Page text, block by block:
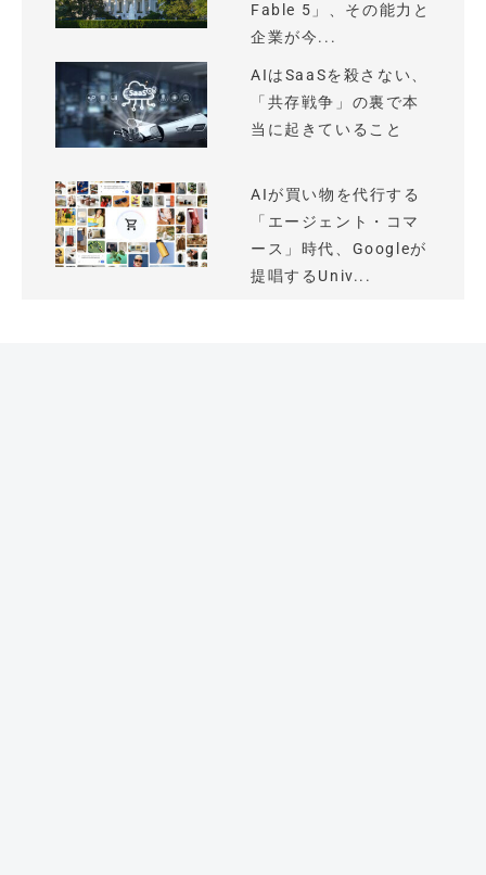
Fable 5」、その能力と
企業が今...
AIはSaaSを殺さない、
「共存戦争」の裏で本
当に起きていること
AIが買い物を代行する
「エージェント・コマ
ース」時代、Googleが
提唱するUniv...